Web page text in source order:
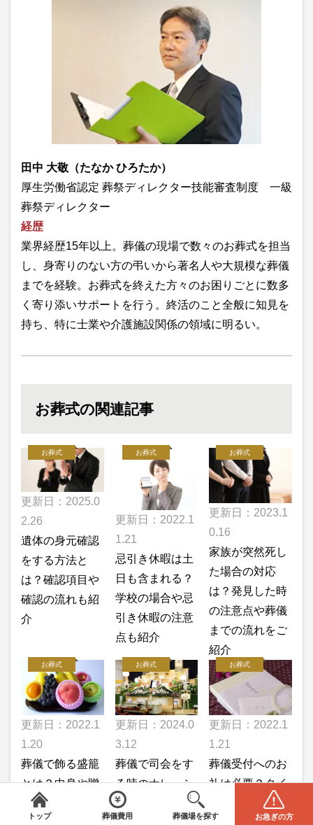
田中 大敬（たなか ひろたか）
厚生労働省認定 葬祭ディレクター技能審査制度 一級
葬祭ディレクター
経歴
業界経歴15年以上。葬儀の現場で数々のお葬式を担当
し、身寄りのない方の弔いから著名人や大規模な葬儀
までを経験。お葬式を終えた方々のお困りごとに数多
く寄り添いサポートを行う。終活のこと全般に知見を
持ち、特に士業や介護施設関係の領域に明るい。
お葬式の関連記事
お葬式
更新日：2025.0
2.26
遺体の身元確認
をする方法と
は？確認項目や
確認の流れも紹
介
お葬式
更新日：2022.1
1.21
忌引き休暇は土
日も含まれる？
学校の場合や忌
引き休暇の注意
点も紹介
お葬式
更新日：2023.1
0.16
家族が突然死し
た場合の対応
は？発見した時
の注意点や葬儀
までの流れをご
紹介
お葬式
更新日：2022.1
1.20
葬儀で飾る盛籠
とは？中身や贈
り方を解説！
お葬式
更新日：2024.0
3.12
葬儀で司会をす
る時のナレーシ
ョンはどうすれ
お葬式
更新日：2022.1
1.21
葬儀受付へのお
礼は必要？タイ
ミングや渡す品
物についても解
トップ 葬儀費用 葬儀場を探す
全国から葬儀場を探す
お急ぎの方
みんなが選んだお葬式 は葬儀場・葬儀社をご案内／
電話をかける(無料) 資料請求